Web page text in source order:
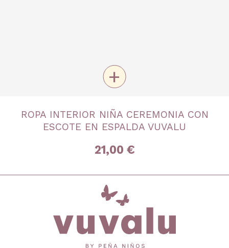
4 años 6 años 8 años 10 años
12 años
+
ROPA INTERIOR NIÑA CEREMONIA CON
ESCOTE EN ESPALDA VUVALU
21,00 €